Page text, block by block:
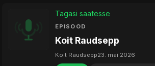
Tagasi saatesse
EPISOOD
Koit Raudsepp
Koit Raudsepp23. mai 2026